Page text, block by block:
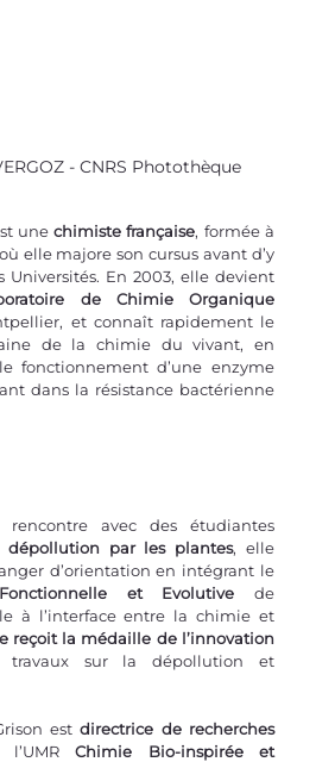
- CNRS Photothèque
une
chimiste française, formée à
elle majore son cursus avant d’y
Universités. En 2003, elle devient
de Chimie Organique
et connaît rapidement le
de la chimie du vivant, en
fonctionnement d’une enzyme
dans la résistance bactérienne
rencontre avec des étudiantes
dépollution par les plantes, elle
choisit en 2008 de changer d’orientation en intégrant le
et Evolutive de
à l’interface entre la chimie et
reçoit la médaille de l’innovation
sur la dépollution et
est directrice de recherches
l’UMR Chimie Bio-inspirée et